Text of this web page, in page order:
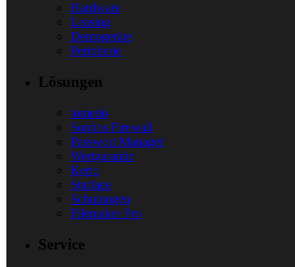
Hardware
Leasing
Demogeräte
Peripherie
Lösungen
tomedo
Sophos Firewall
Passwort Manager
Wertgarantie
Kerio
Starface
Schulungen
Filemaker Pro
Service